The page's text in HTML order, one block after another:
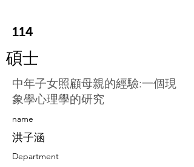
114
碩士
中年子女照顧母親的經驗:一個現
象學心理學的研究
​name
洪子涵
Department